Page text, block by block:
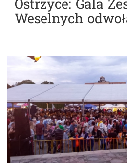
Ostrzyce: Gala
Weselnych